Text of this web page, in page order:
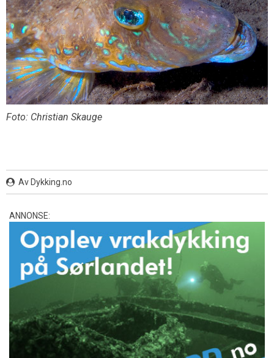
Foto: Christian Skauge
Av Dykking.no
ANNONSE: